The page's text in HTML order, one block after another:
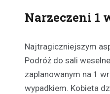
Narzeczeni 1
Najtragiczniejszym
Podróż do sali
zaplanowanym na 1
wypadkiem. Kobieta